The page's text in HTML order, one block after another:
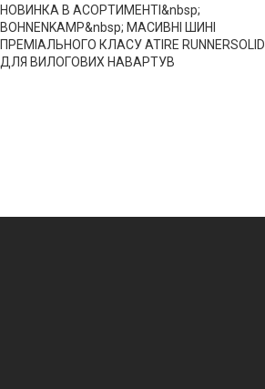
НОВИНКА В АСОРТИМЕНТІ&nbsp;
BOHNENKAMP&nbsp; МАСИВНІ ШИНІ
ПРЕМІАЛЬНОГО КЛАСУ ATIRE RUNNERSOLID
ДЛЯ ВИЛОГОВИХ НАВАРТУВ